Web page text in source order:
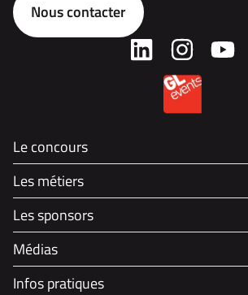
Nous contacter
Le concours
Les métiers
Les sponsors
Médias
Infos pratiques